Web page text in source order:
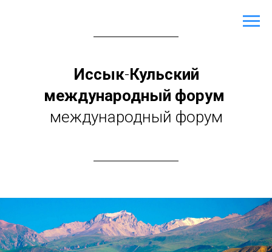
Иссык-Кульский
международный форум
международный форум